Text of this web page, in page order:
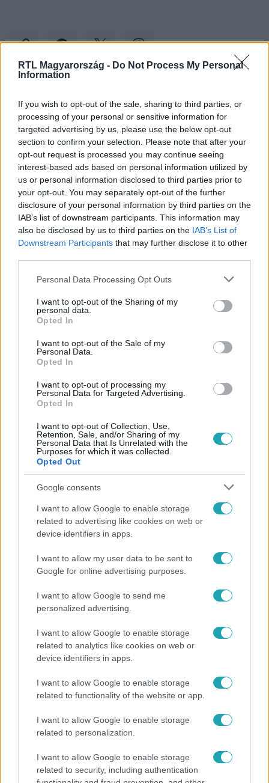
RTL Magyarország - Do Not Process My Personal
Information
If you wish to opt-out of the sale, sharing to third parties, or
processing of your personal or sensitive information for
targeted advertising by us, please use the below opt-out
section to confirm your selection. Please note that after your
opt-out request is processed you may continue seeing
interest-based ads based on personal information utilized by
us or personal information disclosed to third parties prior to
your opt-out. You may separately opt-out of the further
disclosure of your personal information by third parties on the
IAB’s list of downstream participants. This information may
also be disclosed by us to third parties on the IAB’s List of
Downstream Participants that may further disclose it to other
Please note that this website/app uses one or more Google
not limited to your visit or usage behaviour. You may click to
grant or deny consent to Google and its third-party tags to
use your data for below specified purposes in below Google
consent section.
Personal Data Processing Opt Outs
I want to opt-out of the Sharing of my
personal data.
Opted In
I want to opt-out of the Sale of my
Personal Data.
Opted In
I want to opt-out of processing my
Personal Data for Targeted Advertising.
Opted In
I want to opt-out of Collection, Use,
Retention, Sale, and/or Sharing of my
Personal Data that Is Unrelated with the
Purposes for which it was collected.
Opted Out
Google consents
I want to allow Google to enable storage
related to advertising like cookies on web or
device identifiers in apps.
I want to allow my user data to be sent to
Google for online advertising purposes.
I want to allow Google to send me
personalized advertising.
I want to allow Google to enable storage
related to analytics like cookies on web or
device identifiers in apps.
I want to allow Google to enable storage
related to functionality of the website or app.
I want to allow Google to enable storage
related to personalization.
I want to allow Google to enable storage
related to security, including authentication
Kövess minket, és értesülj a friss hírekről a
Facebookon is!
Követem
#BELFÖLD # TATA #ÖREG-TÓ #AVALON
#NÉPSZAVAZÁS #HELL ENERGY KFT. #HOTEL AVALON
Népszerű
Ennek a 3 csillagjegynek váratlan sikereket hozhat
18 babát azonnal hazavihetnének szüleik, de nem
jönnek értük